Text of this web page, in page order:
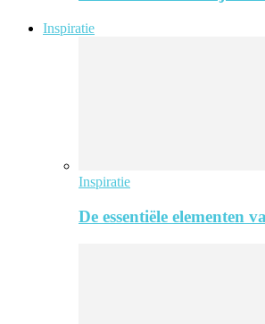
Inspiratie
Inspiratie
De essentiële elementen